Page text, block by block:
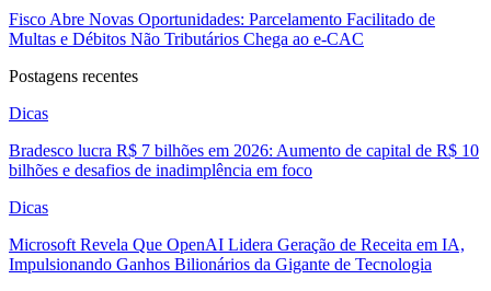
Fisco Abre Novas Oportunidades: Parcelamento Facilitado de
Multas e Débitos Não Tributários Chega ao e-CAC
Postagens recentes
Dicas
Bradesco lucra R$ 7 bilhões em 2026: Aumento de capital de R$ 10
bilhões e desafios de inadimplência em foco
Dicas
Microsoft Revela Que OpenAI Lidera Geração de Receita em IA,
Impulsionando Ganhos Bilionários da Gigante de Tecnologia